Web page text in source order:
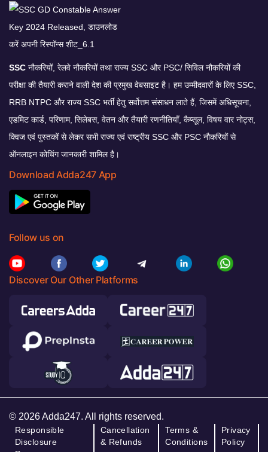
SSC नौकरियों, रेलवे नौकरियों तथा राज्य SSC और PSC/ सिविल नौकरियों की
परीक्षा की तैयारी कराने वाली देश की प्रमुख वेबसाइट है। हम उम्मीदवारों के लिए SSC,
RRB NTPC और राज्य SSC भर्ती हेतु सर्वोत्तम संसाधन लाते हैं, जिसमें अधिसूचना,
एडमिट कार्ड, परिणाम, सिलेबस, वेतन और तैयारी रणनीतियाँ, कैप्सूल, विषय वार नोट्स,
क्विज एवं पुस्तकों से लेकर सभी राज्य एवं राष्ट्रीय SSC और PSC नौकरियों से
ऑनलाइन कोचिंग जानकारी शामिल है।
Download Adda247 App
Follow us on
Discover Our Other Platforms
© 2026 Adda247. All rights reserved.
Responsible
Disclosure
Cancellation
& Refunds
Terms &
Conditions
Privacy
Policy